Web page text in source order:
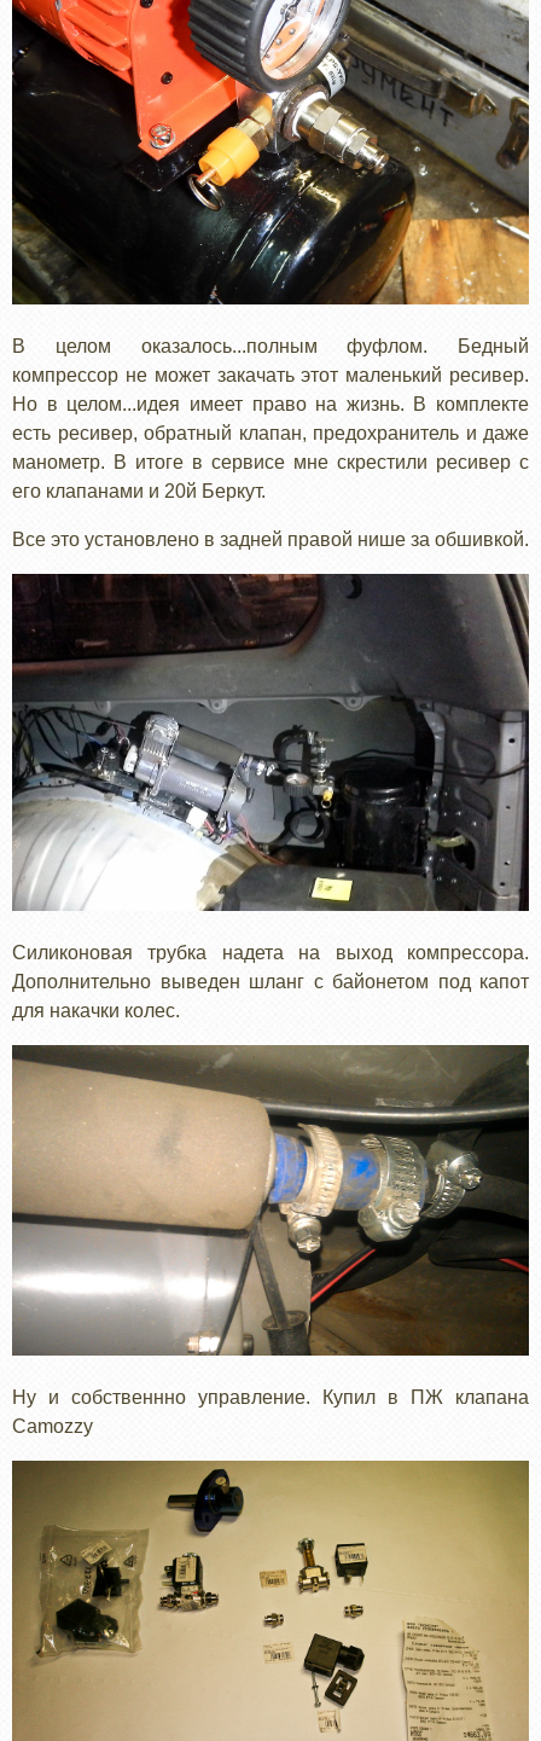
В целом оказалось...полным фуфлом. Бедный
компрессор не может закачать этот маленький ресивер.
Но в целом...идея имеет право на жизнь. В комплекте
есть ресивер, обратный клапан, предохранитель и даже
манометр. В итоге в сервисе мне скрестили ресивер с
его клапанами и 20й Беркут.
Все это установлено в задней правой нише за обшивкой.
Силиконовая трубка надета на выход компрессора.
Дополнительно выведен шланг с байонетом под капот
для накачки колес.
Ну и собственнно управление. Купил в ПЖ клапана
Camozzy